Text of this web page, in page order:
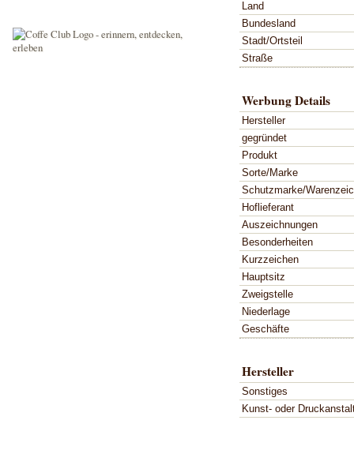
Land
Bundesland
Stadt/Ortsteil
Straße
Werbung Details
Hersteller
gegründet
Produkt
Sorte/Marke
Schutzmarke/
Hoflieferant
Auszeichnungen
Besonderheiten
Kurzzeichen
Hauptsitz
Zweigstelle
Niederlage
Geschäfte
Hersteller
Sonstiges
Kunst- oder